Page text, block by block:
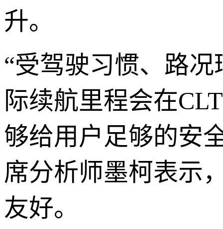
升。
“受驾驶习惯、路
际续航里程会在
够给用户足够的安
席分析师墨柯表示
友好。